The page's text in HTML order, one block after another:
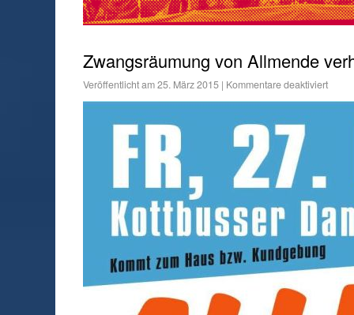
Zwangsräumung von Allmende
Veröffentlicht am25. März 2015 | Kommentare deaktiviert